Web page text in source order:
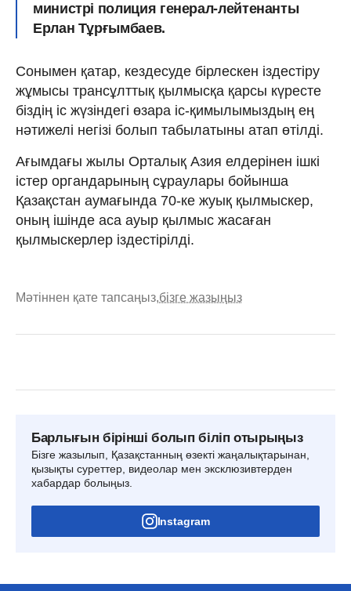
министрі полиция генерал-лейтенанты
Ерлан Тұрғымбаев.
Сонымен қатар, кездесуде бірлескен іздестіру
жұмысы трансұлттық қылмысқа қарсы күресте
біздің іс жүзіндегі өзара іс-қимылымыздың ең
нәтижелі негізі болып табылатыны атап өтілді.
Ағымдағы жылы Орталық Азия елдерінен ішкі
істер органдарының сұраулары бойынша
Қазақстан аумағында 70-ке жуық қылмыскер,
оның ішінде аса ауыр қылмыс жасаған
қылмыскерлер іздестірілді.
Мәтіннен қате тапсаңыз,бізге жазыңыз
Барлығын бірінші болып біліп отырыңыз
Бізге жазылып, Қазақстанның өзекті жаңалықтарынан,
қызықты суреттер, видеолар мен эксклюзивтерден
хабардар болыңыз.
Instagram